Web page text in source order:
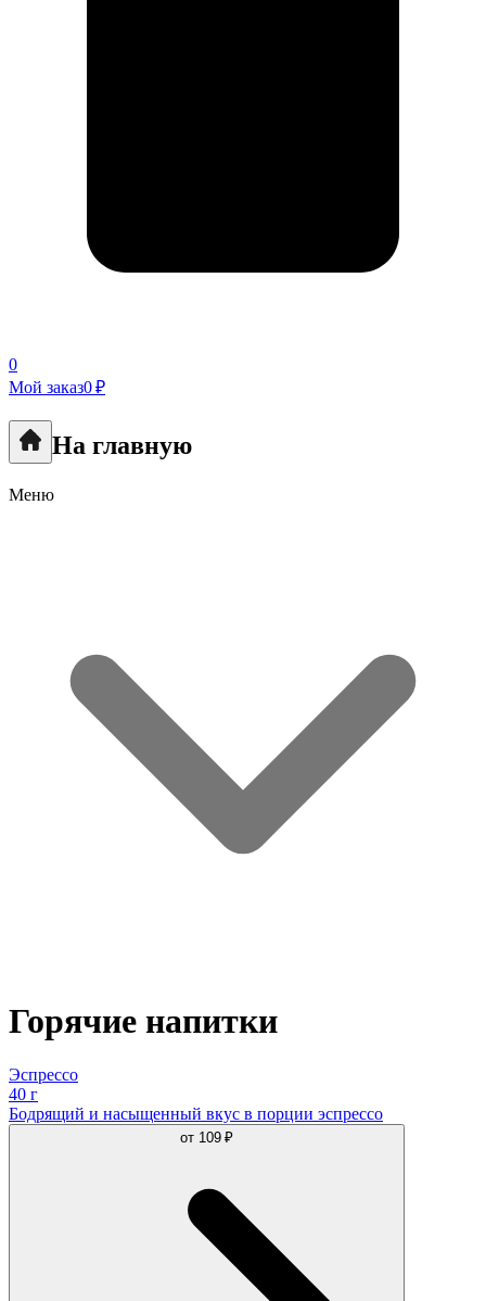
0
Мой заказ0 ₽
На главную
Меню
Горячие напитки
Эспрессо
40 г
Бодрящий и насыщенный вкус в порции эспрессо
от 109 ₽